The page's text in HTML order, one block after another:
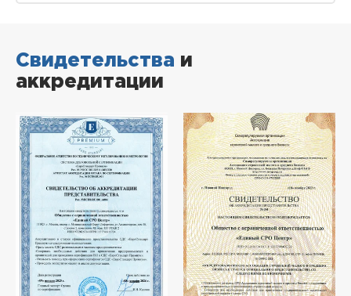
Свидетельства и
аккредитации